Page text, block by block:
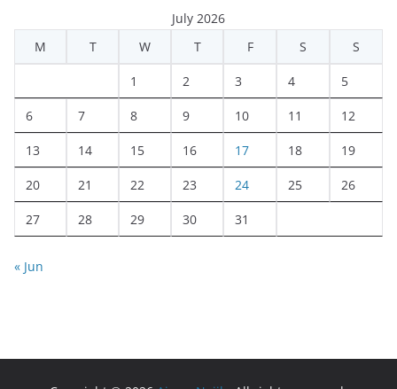
July 2026
M
T W T F S S
1 2 3 4 5
6 7 8 9 10 11 12
13 14 15 16 17 18 19
20 21 22 23 24 25 26
27 28 29 30 31
« Jun